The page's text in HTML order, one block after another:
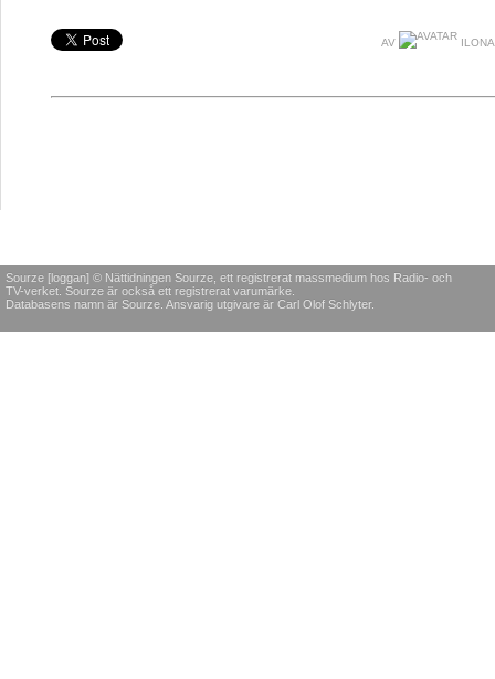
AV
Sourze [loggan] © Nättidningen Sourze, ett registrerat massmedium hos Radio- och
TV-verket. Sourze är också ett registrerat varumärke.
Databasens namn är Sourze. Ansvarig utgivare är Carl Olof Schlyter.